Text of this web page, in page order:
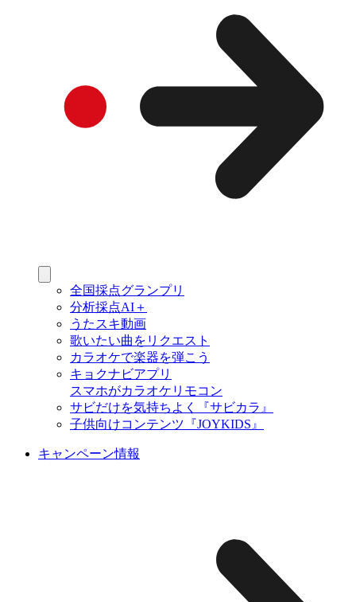
全国採点グランプリ
分析採点AI＋
うたスキ動画
歌いたい曲をリクエスト
カラオケで楽器を弾こう
キョクナビアプリ
スマホがカラオケリモコン
サビだけを気持ちよく『サビカラ』
子供向けコンテンツ『JOYKIDS』
キャンペーン情報